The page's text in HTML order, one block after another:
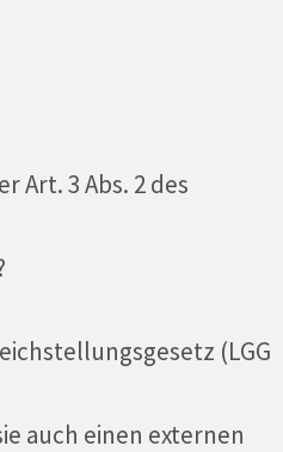
Art. 3 Abs. 2 des
(LGG
auch einen externen